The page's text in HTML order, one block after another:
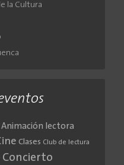
la Cultura
Animación lectora
Clases Club de lectura
Concierto